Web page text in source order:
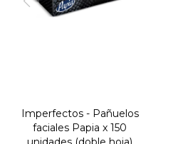
Imperfectos - Pañuelos
faciales Papia x 150